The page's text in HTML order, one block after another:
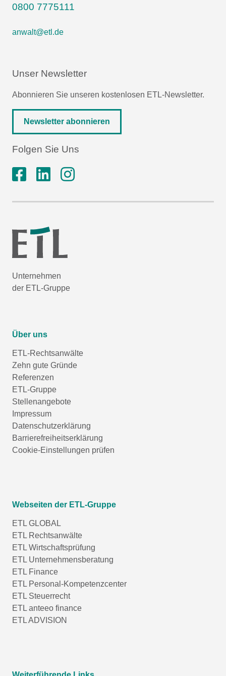
0800 7775111
anwalt@etl.de
Unser Newsletter
Abonnieren Sie unseren kostenlosen ETL-Newsletter.
Newsletter abonnieren
Folgen Sie Uns
Unternehmen
der ETL-Gruppe
Über uns
ETL-Rechtsanwälte
Zehn gute Gründe
Referenzen
ETL-Gruppe
Stellenangebote
Impressum
Datenschutzerklärung
Barrierefreiheitserklärung
Cookie-Einstellungen prüfen
Webseiten der ETL-Gruppe
ETL GLOBAL
ETL Rechtsanwälte
ETL Wirtschaftsprüfung
ETL Unternehmensberatung
ETL Finance
ETL Personal-Kompetenzcenter
ETL Steuerrecht
ETL anteeo finance
ETL ADVISION